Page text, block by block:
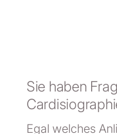
Sie haben
Egal welches